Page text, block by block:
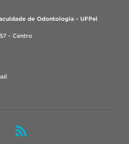
de Odontologia - UFPel
- Centro